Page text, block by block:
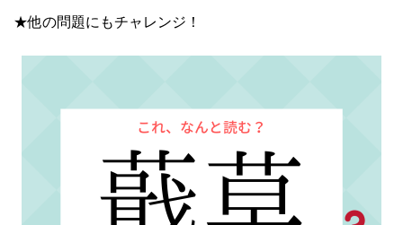
★他の問題にもチャレンジ！